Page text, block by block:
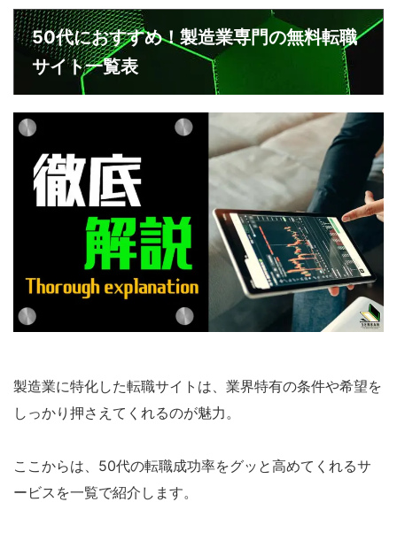
50代におすすめ！製造業専門の無料転職
サイト一覧表
製造業に特化した転職サイトは、業界特有の条件や希望を
しっかり押さえてくれるのが魅力。
ここからは、50代の転職成功率をグッと高めてくれるサ
ービスを一覧で紹介します。